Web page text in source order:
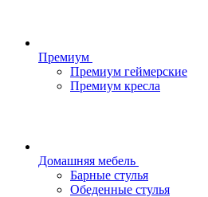
Премиум
Премиум геймерские
Премиум кресла
Домашняя мебель
Барные стулья
Обеденные стулья